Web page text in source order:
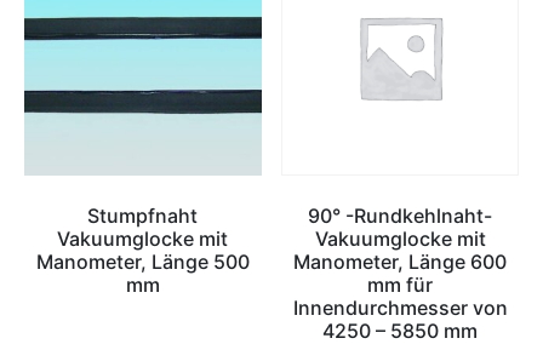
Stumpfnaht
Vakuumglocke mit
Manometer, Länge 500
mm
90° -Rundkehlnaht-
Vakuumglocke mit
Manometer, Länge 600
mm für
Innendurchmesser von
4250 – 5850 mm